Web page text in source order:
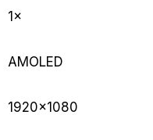
1×
AMOLED
1920×1080